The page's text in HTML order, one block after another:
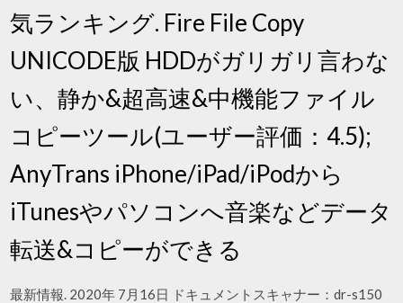
気ランキング. Fire File Copy
UNICODE版 HDDがガリガリ言わな
い、静か&超高速&中機能ファイル
コピーツール(ユーザー評価：4.5);
AnyTrans iPhone/iPad/iPodから
iTunesやパソコンへ音楽などデータ
転送&コピーができる
最新情報. 2020年 7月16日 ドキュメントスキャナー：dr-s150